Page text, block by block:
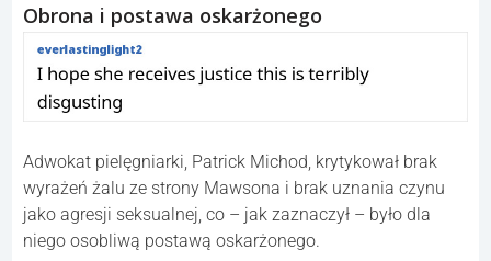
Obrona i postawa oskarżonego
Adwokat pielęgniarki, Patrick Michod, krytykował brak
wyrażeń żalu ze strony Mawsona i brak uznania czynu
jako agresji seksualnej, co – jak zaznaczył – było dla
niego osobliwą postawą oskarżonego.